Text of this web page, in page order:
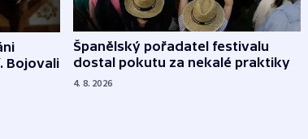
Bojovali
Španělský pořadatel festivalu
dostal pokutu za nekalé praktiky
4. 8. 2026